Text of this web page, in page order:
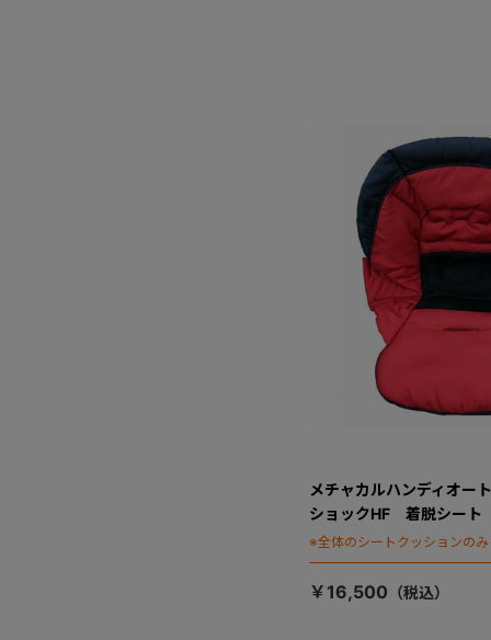
メチャカルハンディオ
ショックHF 着脱シート
※全体のシートクッションの
￥16,500